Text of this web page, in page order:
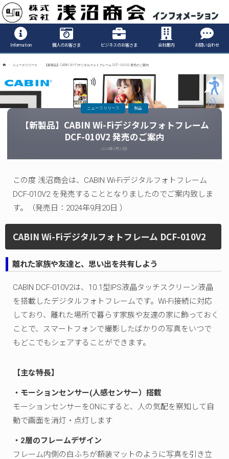
Information
Information 個人のお客さま ビジネスのお客さま 会社案内 お問い合わせ
ニュースリリース 【新製品】CABIN Wi-Fiデジタルフォトフレーム DCF-010V2 発売のご案内
【新製品】CABIN Wi-Fiデジタルフォトフレーム
DCF-010V2 発売のご案内
2024年9月13日
ニュースリリース 製品
この度 浅沼商会は、CABIN Wi-Fiデジタルフォトフレーム
DCF-010V2 を発売することとなりましたのでご案内致しま
す。（発売日：2024年9月20日 ）
CABIN Wi-Fiデジタルフォトフレーム DCF-010V2
離れた家族や友達と、思い出を共有しよう
CABIN DCF-010V2は、10.1型IPS液晶タッチスクリーン液晶
を搭載したデジタルフォトフレームです。Wi-Fi接続に対応
しており、離れた場所で暮らす家族や友達の家に飾っておく
ことで、スマートフォンで撮影したばかりの写真をいつで
もどこでもシェアすることができます。
【主な特長】
・モーションセンサー(人感センサー）搭載
モーションセンサーをONにすると、人の気配を察知して自
動で画面を消灯・点灯します
・2層のフレームデザイン
フレーム内側の白ふちが額装マットのように写真を引き立